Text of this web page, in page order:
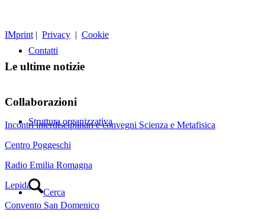
Contatti
Struttura organizzativa
Cerca
IMprint | Privacy | Cookie
Le ultime notizie
Collaborazioni
Incontri interdisciplinari e convegni Scienza e Metafisica
Centro Poggeschi
Radio Emilia Romagna
Lepida
Convento San Domenico